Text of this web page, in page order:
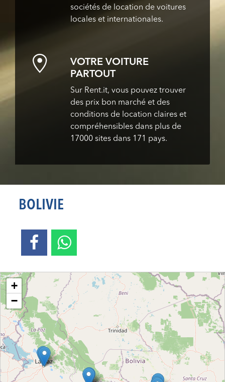
sociétés de location de voitures
locales et internationales.
VOTRE VOITURE
PARTOUT
Sur Rent.it, vous pouvez trouver
des prix bon marché et des
conditions de location claires et
compréhensibles dans plus de
17000 sites dans 171 pays.
BOLIVIE
Loading....
+
−